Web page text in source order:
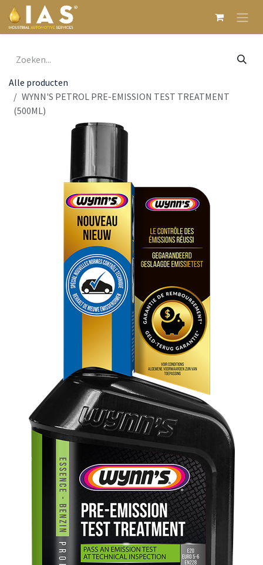
Overslaan naar inhoud
Alle producten
WYNN'S PETROL PRE-EMISSION TEST TREATMENT
(500ML)